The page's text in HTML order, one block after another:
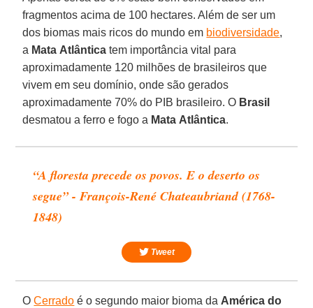
fragmentos acima de 100 hectares. Além de ser um
dos biomas mais ricos do mundo em biodiversidade,
a Mata Atlântica tem importância vital para
aproximadamente 120 milhões de brasileiros que
vivem em seu domínio, onde são gerados
aproximadamente 70% do PIB brasileiro. O Brasil
desmatou a ferro e fogo a Mata Atlântica.
“A floresta precede os povos. E o deserto os
segue” - François-René Chateaubriand (1768-
1848)
Tweet
OCerrado é o segundo maior bioma da América do